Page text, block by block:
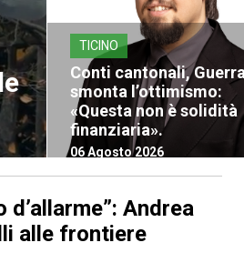
TICINO
Conti cantonali, Guerra
smonta l’ottimismo:
«Questa non è solidità
finanziaria».
06 Agosto 2026
d’allarme”: Andrea
alle frontiere